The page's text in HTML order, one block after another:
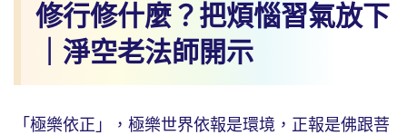
修行修什麼？把煩惱習氣放下
｜淨空老法師開示
「極樂依正」，極樂世界依報是環境，正報是佛跟菩